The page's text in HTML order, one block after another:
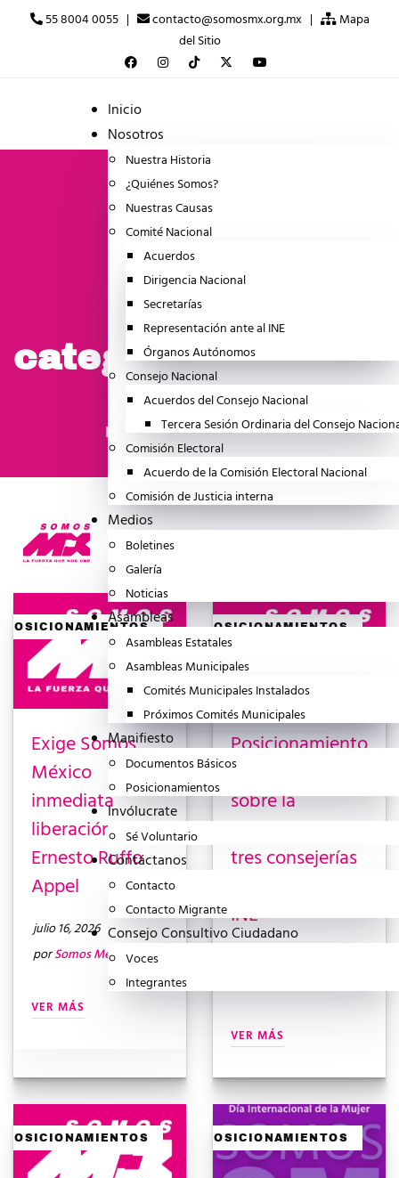
55 8004 0055 | contacto@somosmx.org.mx |
Mapa
del Sitio
Inicio
Nosotros
Nuestra Historia
¿Quiénes Somos?
Nuestras Causas
Comité Nacional
Acuerdos
Dirigencia Nacional
Secretarías
Representación ante al INE
Órganos Autónomos
Consejo Nacional
Acuerdos del Consejo Nacional
Tercera Sesión Ordinaria del Consejo
Comisión Electoral
Acuerdo de la Comisión Electoral Nacional
Comisión de Justicia interna
Medios
Boletines
Galería
Noticias
Asambleas
Asambleas Estatales
Asambleas Municipales
Comités Municipales Instalados
Próximos Comités Municipales
Manifiesto
Documentos Básicos
Posicionamientos
Invólucrate
Sé Voluntario
Contáctanos
Contacto
Contacto Migrante
Consejo Consultivo Ciudadano
Voces
Integrantes
Home Posicionamientos
POSICIONAMIENTOS
Exige Somos
México
inmediata
liberación de
Ernesto Ruffo
Appel
julio 16, 2026
porSomos México
VER MÁS
POSICIONAMIENTOS
Posicionamiento
de Somos MX
sobre la
tres consejerías
INE
VER MÁS
POSICIONAMIENTOS POSICIONAMIENTOS